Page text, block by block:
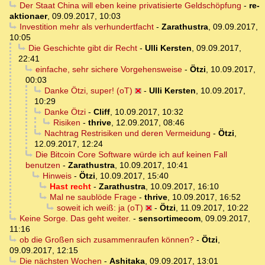
Der Staat China will eben keine privatisierte Geldschöpfung - re-
aktionaer, 09.09.2017, 10:03
Investition mehr als verhundertfacht- Zarathustra, 09.09.2017,
10:05
Die Geschichte gibt dir Recht- Ulli Kersten, 09.09.2017,
22:41
einfache, sehr sichere Vorgehensweise- Ötzi, 10.09.2017,
00:03
Danke Ötzi, super! (oT)
- Ulli Kersten, 10.09.2017,
10:29
Danke Ötzi- Cliff, 10.09.2017, 10:32
Risiken - thrive, 12.09.2017, 08:46
Nachtrag Restrisiken und deren Vermeidung - Ötzi,
12.09.2017, 12:24
Die Bitcoin Core Software würde ich auf keinen Fall
benutzen - Zarathustra, 10.09.2017, 10:41
Hinweis- Ötzi, 10.09.2017, 15:40
Hast recht- Zarathustra, 10.09.2017, 16:10
Mal ne saublöde Frage- thrive, 10.09.2017, 16:52
soweit ich weiß: ja (oT)
- Ötzi, 11.09.2017, 10:22
Keine Sorge. Das geht weiter. - sensortimecom, 09.09.2017,
11:16
ob die Großen sich zusammenraufen können?- Ötzi,
09.09.2017, 12:15
Die nächsten Wochen - Ashitaka, 09.09.2017, 13:01